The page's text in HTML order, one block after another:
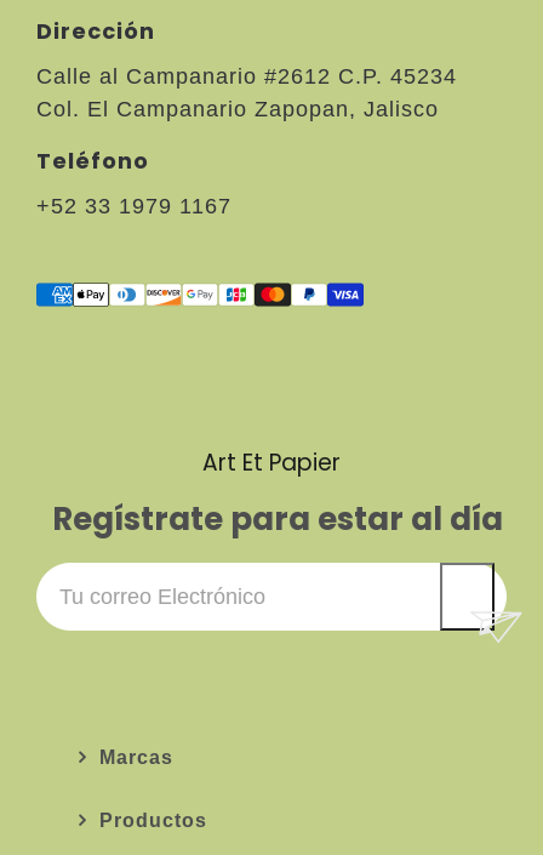
Dirección
Calle al Campanario #2612 C.P. 45234
Col. El Campanario Zapopan, Jalisco
Teléfono
+52 33 1979 1167
Art Et Papier
Regístrate para estar al día
Marcas
Productos